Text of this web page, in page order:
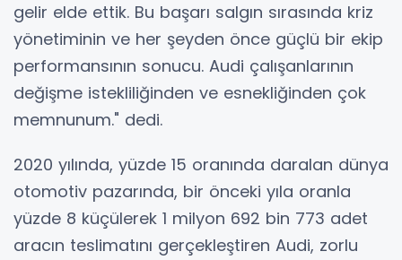
gelir elde ettik. Bu başarı salgın sırasında kriz
yönetiminin ve her şeyden önce güçlü bir ekip
performansının sonucu. Audi çalışanlarının
değişme istekliliğinden ve esnekliğinden çok
memnunum." dedi.
2020 yılında, yüzde 15 oranında daralan dünya
otomotiv pazarında, bir önceki yıla oranla
yüzde 8 küçülerek 1 milyon 692 bin 773 adet
aracın teslimatını gerçekleştiren Audi, zorlu